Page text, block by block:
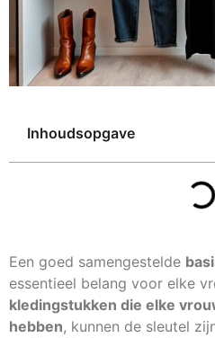
Inhoudsopgave
Een goed samengestelde
essentieel belang voor elke
kledingstukken die elke
hebben, kunnen de sleutel